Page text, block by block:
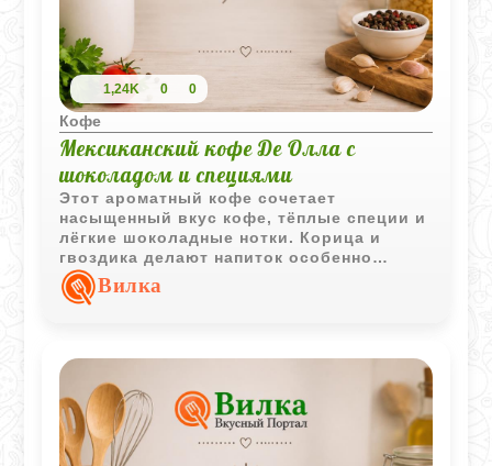
1,24K 0 0
Кофе
Мексиканский кофе Де Олла с
шоколадом и специями
Этот ароматный кофе сочетает
насыщенный вкус кофе, тёплые специи и
лёгкие шоколадные нотки. Корица и
гвоздика делают напиток особенно
уютным, а коричневый сахар добавляет
мягкую карамельную сладость.
Вилка